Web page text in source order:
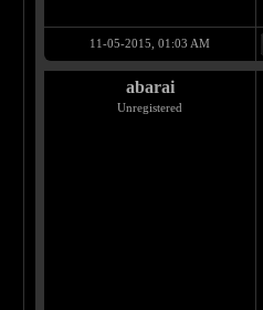
11-05-2015, 01:03 AM
abarai
Unregistered